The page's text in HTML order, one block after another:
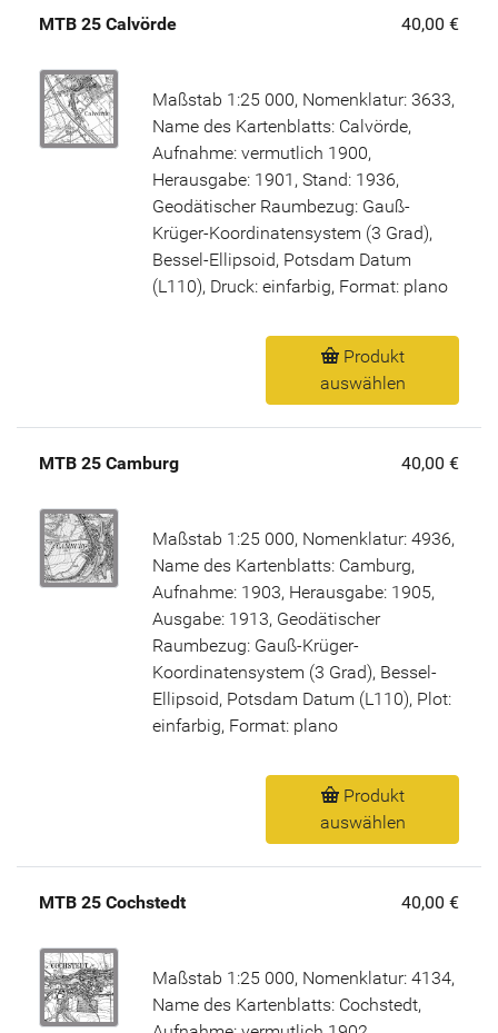
MTB 25 Calvörde 40,00 €
Maßstab 1:25 000, Nomenklatur: 3633,
Name des Kartenblatts: Calvörde,
Aufnahme: vermutlich 1900,
Herausgabe: 1901, Stand: 1936,
Geodätischer Raumbezug: Gauß-
Krüger-Koordinatensystem (3 Grad),
Bessel-Ellipsoid, Potsdam Datum
(L110), Druck: einfarbig, Format: plano
Produkt
auswählen
MTB 25 Camburg 40,00 €
Maßstab 1:25 000, Nomenklatur: 4936,
Name des Kartenblatts: Camburg,
Aufnahme: 1903, Herausgabe: 1905,
Ausgabe: 1913, Geodätischer
Raumbezug: Gauß-Krüger-
Koordinatensystem (3 Grad), Bessel-
Ellipsoid, Potsdam Datum (L110), Plot:
einfarbig, Format: plano
Produkt
auswählen
MTB 25 Cochstedt 40,00 €
Maßstab 1:25 000, Nomenklatur: 4134,
Name des Kartenblatts: Cochstedt,